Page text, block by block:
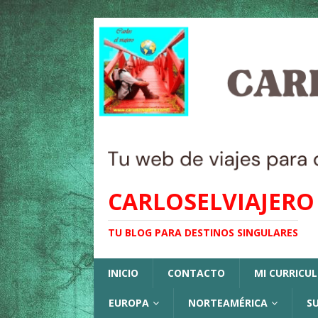
CARLOSELVIAJERO
TU BLOG PARA DESTINOS SINGULARES
INICIO CONTACTO MI
EUROPA NORTEAMÉRICA